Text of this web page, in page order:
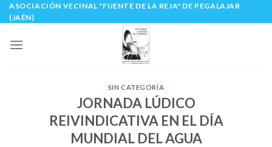
Skip
to
content
ASOCIACIÓN VECINAL "FUENTE DE LA REJA" DE PEGALAJAR
(JAÉN)
SIN CATEGORÍA
JORNADA LÚDICO
REIVINDICATIVA EN EL DÍA
MUNDIAL DEL AGUA